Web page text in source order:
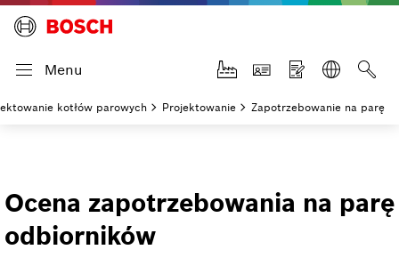
Menu
kotłów parowych Projektowanie Zapotrzebowanie na parę
Ocena zapotrzebowania na parę
odbiorników